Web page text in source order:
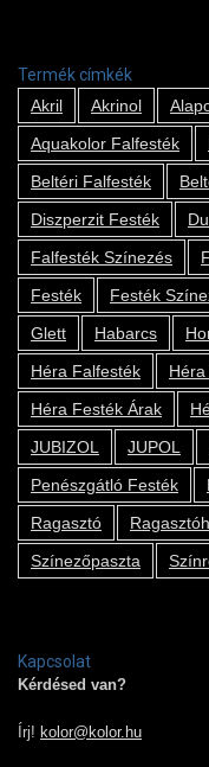
Termék címkék
Akril
Akrinol
Aquakolor Falfesték
Beltéri Falfesték
Diszperzit Festék
Falfesték Színezés
Festék
Festék
Glett
Habarcs
Héra Falfesték
Héra Festék Árak
JUBIZOL
JUPOL
Penészgátló Festék
Ragasztó
Színezőpaszta
Kapcsolat
Kérdésed van?
Írj! kolor@kolor.hu